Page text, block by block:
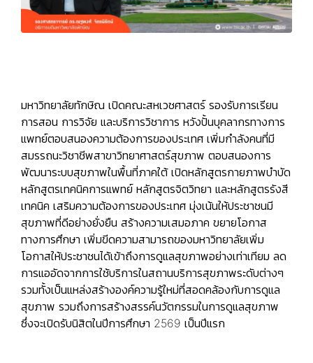
มหาวิทยาลัยทักษิณ เปิดคณะสหเวชศาสตร์ รองรับการเรียน
การสอน การวิจัย และบริการวิชาการ หวังปั้นบุคลากรทางการ
แพทย์ตอบสนองความต้องการของประเทศ เพิ่มกำลังคนที่มี
สมรรถนะวิชาชีพสาขาวิทยาศาสตร์สุขภาพ ตอบสนองการ
พัฒนาระบบสุขภาพในพื้นที่ภาคใต้ เปิดหลักสูตรกายภาพบำบัด
หลักสูตรเทคนิคการแพทย์ หลักสูตรจิตวิทยา และหลักสูตรรังสี
เทคนิค เสริมความต้องการของประเทศ มุ่งเน้นให้ประชาชนมี
สุขภาพที่ดีอย่างยั่งยืน สร้างความเสมอภาค ขยายโอกาส
ทางการศึกษา เพิ่มขีดความสามารถของมหาวิทยาลัยเพิ่ม
โอกาสให้ประชาชนได้เข้าถึงการดูแลสุขภาพอย่างเท่าเทียม ลด
การแออัดจากการใช้บริการในสถานบริการสุขภาพระดับต่างๆ
รวมทั้งเป็นแหล่งสร้างองค์ความรู้ใหม่ที่สอดคล้องกับการดูแล
สุขภาพ รวมถึงการสร้างสรรค์นวัตกรรมในการดูแลสุขภาพ
ซึ่งจะเปิดรับนิสิตในปีการศึกษา 2569 เป็นปีแรก